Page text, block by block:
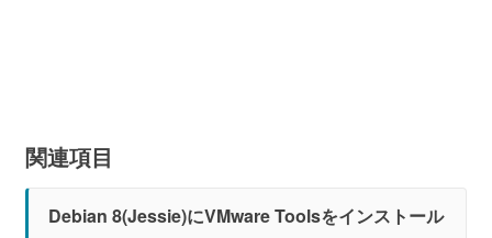
関連項目
Debian 8(Jessie)にVMware Toolsをインストール